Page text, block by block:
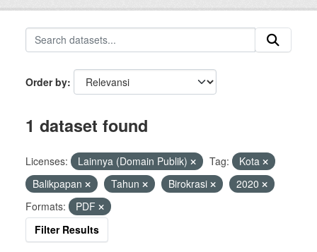
Order by
1 dataset found
Licenses: Lainnya (Domain Publik) Tag:
Kota
Balikpapan
Tahun Birokrasi
2020
Formats:
PDF
Filter Results